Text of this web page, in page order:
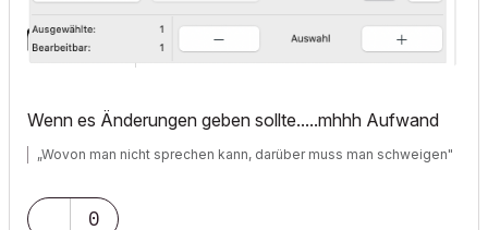
Wenn es Änderungen geben sollte.....mhhh Aufwand
„Wovon man nicht sprechen kann, darüber muss man schweigen"
0